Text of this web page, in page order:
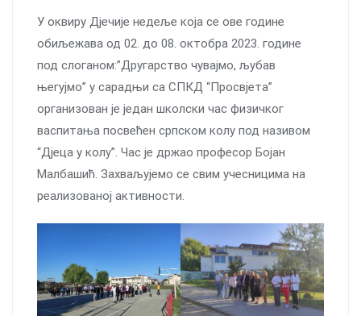
У оквиру Дјечије недеље која се ове године
обиљежава од 02. до 08. октобра 2023. године
под слоганом:”Другарство чувајмо, љубав
његујмо” у сарадњи са СПКД “Просвјета”
организован је један школски час физичког
васпитања посвећен српском колу под називом
“Дјеца у колу”. Час је држао професор Бојан
Малбашић. Захваљујемо се свим учесницима на
реализованој активности.